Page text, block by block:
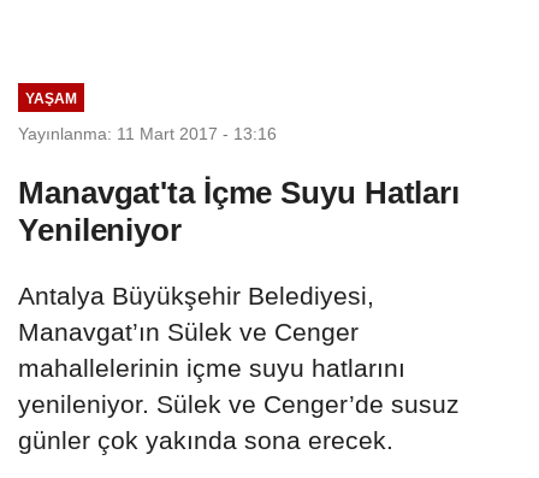
YAŞAM
Yayınlanma: 11 Mart 2017 - 13:16
Manavgat'ta İçme Suyu Hatları
Yenileniyor
Antalya Büyükşehir Belediyesi,
Manavgat’ın Sülek ve Cenger
mahallelerinin içme suyu hatlarını
yenileniyor. Sülek ve Cenger’de susuz
günler çok yakında sona erecek.